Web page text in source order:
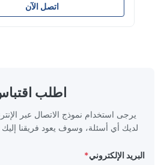
تتراوح أقطارها من 16 مم إلى
النظام لإنتاج أنابيب توصيل كهربائي،
اتصل الآن
اطلب اقتباس
يرجى استخدام نموذج الاتصال عبر الإنترنت
لديك أي أسئلة، وسوف يعود فريقنا إليك
البريد الإلكتروني*